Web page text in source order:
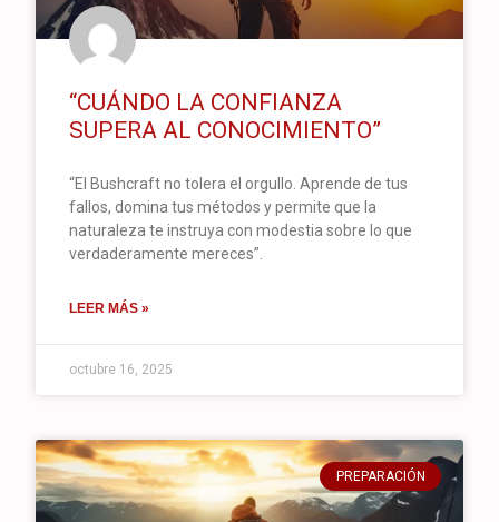
“CUÁNDO LA CONFIANZA
SUPERA AL CONOCIMIENTO”
“El Bushcraft no tolera el orgullo. Aprende de tus
fallos, domina tus métodos y permite que la
naturaleza te instruya con modestia sobre lo que
verdaderamente mereces”.
LEER MÁS »
octubre 16, 2025
PREPARACIÓN